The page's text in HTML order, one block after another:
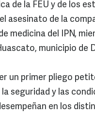
de la FEU y de los
asesinato de la
medicina del IPN,
municipio de
un primer pliego
seguridad y las
en los